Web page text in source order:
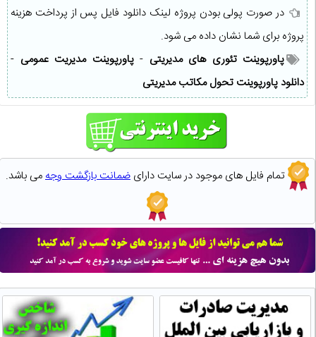
در صورت پولی بودن پروژه لینک دانلود فایل پس از پرداخت هزینه
پروژه برای شما نشان داده می شود.
پاورپوینت تئوری های مدیریتی- پاورپوینت مدیریت عمومی-
دانلود پاورپوینت تحول مکاتب مدیریتی
تمام فایل های موجود در سایت دارای ضمانت بازگشت وجهمی باشد.